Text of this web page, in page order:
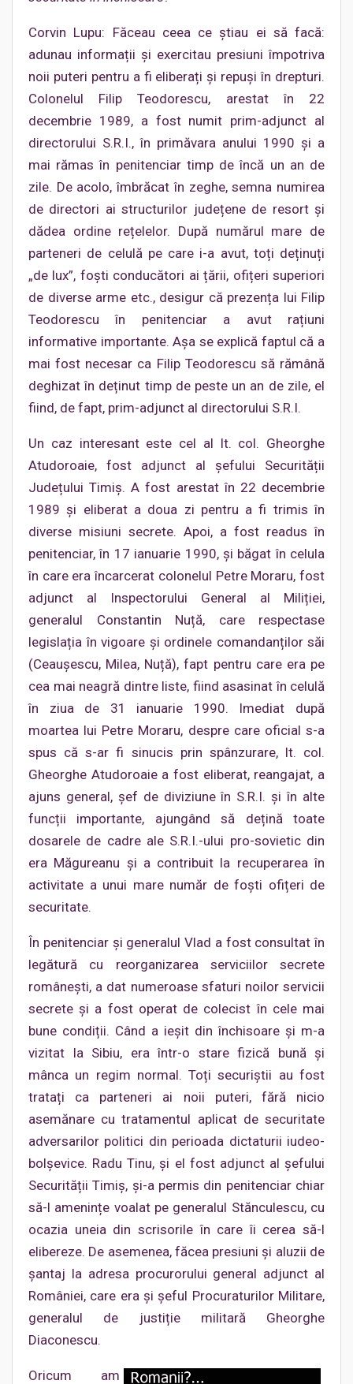
Corvin Lupu: Făceau ceea ce știau ei să facă:
adunau informații și exercitau presiuni împotriva
noii puteri pentru a fi eliberați și repuși în drepturi.
Colonelul Filip Teodorescu, arestat în 22
decembrie 1989, a fost numit prim-adjunct al
directorului S.R.I., în primăvara anului 1990 și a
mai rămas în penitenciar timp de încă un an de
zile. De acolo, îmbrăcat în zeghe, semna numirea
de directori ai structurilor județene de resort și
dădea ordine rețelelor. După numărul mare de
parteneri de celulă pe care i-a avut, toți deținuți
„de lux”, foști conducători ai țării, ofițeri superiori
de diverse arme etc., desigur că prezența lui Filip
Teodorescu în penitenciar a avut rațiuni
informative importante. Așa se explică faptul că a
mai fost necesar ca Filip Teodorescu să rămână
deghizat în deținut timp de peste un an de zile, el
fiind, de fapt, prim-adjunct al directorului S.R.I.
Un caz interesant este cel al lt. col. Gheorghe
Atudoroaie, fost adjunct al șefului Securității
Județului Timiș. A fost arestat în 22 decembrie
1989 și eliberat a doua zi pentru a fi trimis în
diverse misiuni secrete. Apoi, a fost readus în
penitenciar, în 17 ianuarie 1990, și băgat în celula
în care era încarcerat colonelul Petre Moraru, fost
adjunct al Inspectorului General al Miliției,
generalul Constantin Nuță, care respectase
legislația în vigoare și ordinele comandanților săi
(Ceaușescu, Milea, Nuță), fapt pentru care era pe
cea mai neagră dintre liste, fiind asasinat în celulă
în ziua de 31 ianuarie 1990. Imediat după
moartea lui Petre Moraru, despre care oficial s-a
spus că s-ar fi sinucis prin spânzurare, lt. col.
Gheorghe Atudoroaie a fost eliberat, reangajat, a
ajuns general, șef de diviziune în S.R.I. și în alte
funcții importante, ajungând să dețină toate
dosarele de cadre ale S.R.I.-ului pro-sovietic din
era Măgureanu și a contribuit la recuperarea în
activitate a unui mare număr de foști ofițeri de
securitate.
În penitenciar și generalul Vlad a fost consultat în
legătură cu reorganizarea serviciilor secrete
românești, a dat numeroase sfaturi noilor servicii
secrete și a fost operat de colecist în cele mai
bune condiții. Când a ieșit din închisoare și m-a
vizitat la Sibiu, era într-o stare fizică bună și
mânca un regim normal. Toți securiștii au fost
tratați ca parteneri ai noii puteri, fără nicio
asemănare cu tratamentul aplicat de securitate
adversarilor politici din perioada dictaturii iudeo-
bolșevice. Radu Tinu, și el fost adjunct al șefului
Securității Timiș, și-a permis din penitenciar chiar
să-l amenințe voalat pe generalul Stănculescu, cu
ocazia uneia din scrisorile în care îi cerea să-l
elibereze. De asemenea, făcea presiuni și aluzii de
șantaj la adresa procurorului general adjunct al
României, care era și șeful Procuraturilor Militare,
generalul de justiție militară Gheorghe
Diaconescu.
Oricum am